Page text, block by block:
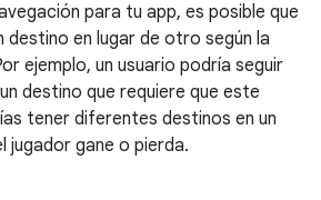
para tu app, es posible que
destino en lugar de otro según la
ejemplo, un usuario podría seguir
destino que requiere que este
tener diferentes destinos en un
jugador gane o pierda.